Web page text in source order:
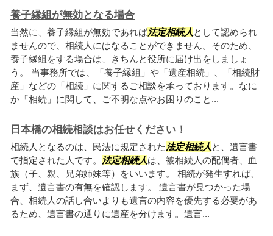
養子縁組が無効となる場合
当然に、養子縁組が無効であれば法定相続人 として認められ
ませんので、相続人にはなることができません。そのため、
養子縁組をする場合は、きちんと役所に届け出をしましょ
う。 当事務所では、「養子縁組」や「遺産相続」、「相続財
産」などの「相続」に関するご相談を承っております。なに
か「相続」に関して、ご不明な点やお困りのこと...
日本橋の相続相談はお任せください！
相続人となるのは、民法に規定された 法定相続人 と、遺言書
で指定された人です。
法定相続人は、被相続人の配偶者、血
族（子、親、兄弟姉妹等）をいいます。 相続が発生すれば、
まず、遺言書の有無を確認します。 遺言書が見つかった場
合、相続人の話し合いよりも遺言の内容を優先する必要があ
るため、遺言書の通りに遺産を分けます。遺言...